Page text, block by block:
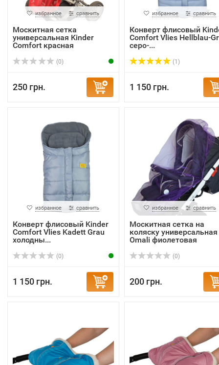
избранное сравнить
Москитная сетка
универсальная Kinder
Comfort красная
(0)
250 грн.
избранное сравнить
Конверт флисовый
Comfort Vlies Hellblau-
серо-...
(1)
1 150 грн.
избранное сравнить
Конверт флисовый Kinder
Comfort Vlies Kadett Grau
холодны...
(0)
1 150 грн.
избранное сравнить
Москитная сетка на
коляску универсальная
Omali фиолетовая
(0)
200 грн.